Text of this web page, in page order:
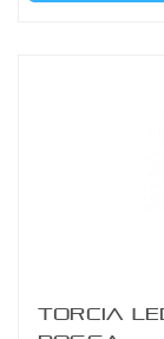
TORCIA